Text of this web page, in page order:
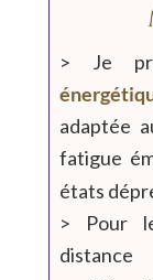
> Je
adaptée
fatigue
états
>
Pour
distance